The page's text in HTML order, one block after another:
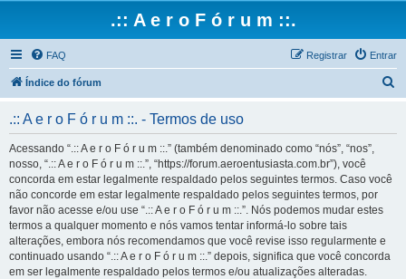
.:: A e r o F ó r u m ::.
FAQ Entrar
Registrar
Índice do fórum
.:: A e r o F ó r u m ::. - Termos de uso
Acessando “.:: A e r o F ó r u m ::.” (também denominado como “nós”, “nos”,
nosso, “.:: A e r o F ó r u m ::.”, “https://forum.aeroentusiasta.com.br”), você
concorda em estar legalmente respaldado pelos seguintes termos. Caso você
não concorde em estar legalmente respaldado pelos seguintes termos, por
favor não acesse e/ou use “.:: A e r o F ó r u m ::.”. Nós podemos mudar estes
termos a qualquer momento e nós vamos tentar informá-lo sobre tais
alterações, embora nós recomendamos que você revise isso regularmente e
continuado usando “.:: A e r o F ó r u m ::.” depois, significa que você concorda
em ser legalmente respaldado pelos termos e/ou atualizações alteradas.